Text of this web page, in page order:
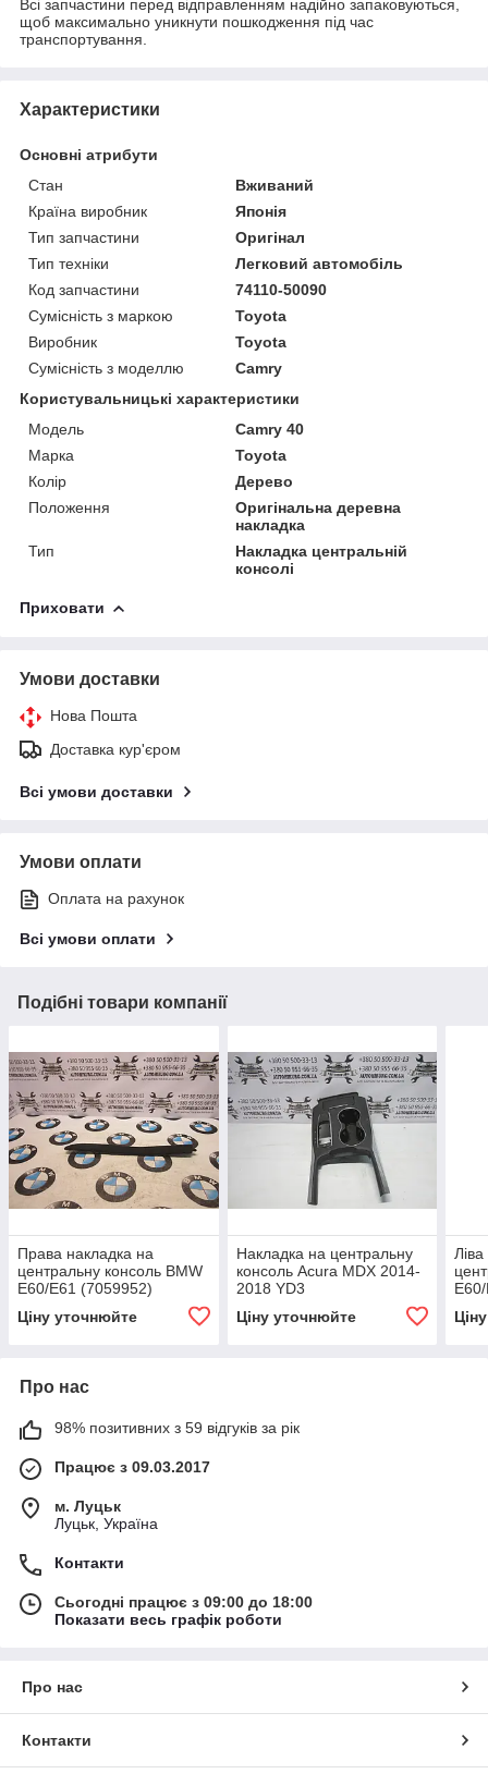
Всі запчастини перед відправленням надійно запаковуються,
щоб максимально уникнути пошкодження під час
транспортування.
Характеристики
Основні атрибути
Стан
Вживаний
Країна виробник
Японія
Тип запчастини
Оригінал
Тип техніки
Легковий автомобіль
Код запчастини
74110-50090
Сумісність з маркою
Toyota
Виробник
Toyota
Сумісність з моделлю
Camry
Користувальницькі характеристики
Модель
Camry 40
Марка
Toyota
Колір
Дерево
Положення
Оригінальна деревна
накладка
Тип
Накладка центральній
консолі
Приховати
Умови доставки
Нова Пошта
Доставка кур'єром
Всі умови доставки
Умови оплати
Оплата на рахунок
Всі умови оплати
Подібні товари компанії
Права накладка на
центральну консоль BMW
E60/E61 (7059952)
Ціну уточнюйте
Накладка на центральну
консоль Acura MDX 2014-
2018 YD3
HO1230406)
Ціну уточнюйте
Про нас
98% позитивних з 59 відгуків за рік
Працює з 09.03.2017
м. Луцьк
Луцьк, Україна
Контакти
Сьогодні працює з 09:00 до 18:00
Показати весь графік роботи
Про нас
Контакти